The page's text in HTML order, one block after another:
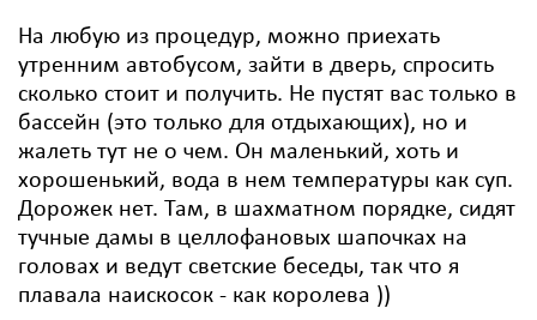
На любую из процедур, можно приехать
утренним автобусом, зайти в дверь, спросить
сколько стоит и получить. Не пустят вас только в
бассейн (это только для отдыхающих), но и
жалеть тут не о чем. Он маленький, хоть и
хорошенький, вода в нем температуры как суп.
Дорожек нет. Там, в шахматном порядке, сидят
тучные дамы в целлофановых шапочках на
головах и ведут светские беседы, так что я
плавала наискосок - как королева ))